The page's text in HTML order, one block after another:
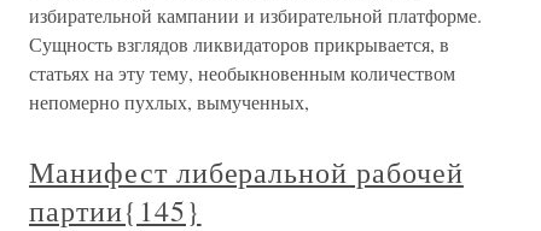
избирательной кампании и избирательной платформе.
Сущность взглядов ликвидаторов прикрывается, в
статьях на эту тему, необыкновенным количеством
непомерно пухлых, вымученных,
Манифест либеральной рабочей
партии{145}